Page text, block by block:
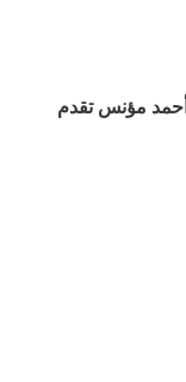
أحمد مؤنس تقدم